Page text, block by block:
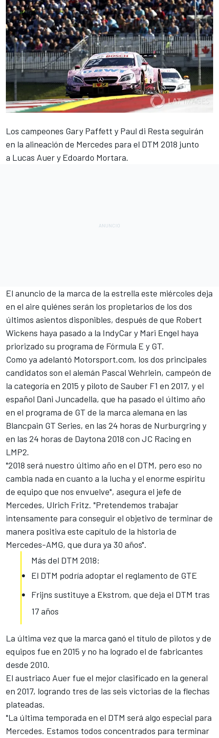
Los campeones Gary Paffett y Paul di Resta seguirán
en la alineación de Mercedes para el DTM 2018 junto
a Lucas Auer y Edoardo Mortara.
El anuncio de la marca de la estrella este miércoles deja
en el aire quiénes serán los propietarios de los dos
últimos asientos disponibles, después de que Robert
Wickens haya pasado a la IndyCar y Mari Engel haya
priorizado su programa de Fórmula E y GT.
Como ya adelantó Motorsport.com, los dos principales
candidatos son el alemán Pascal Wehrlein, campeón de
la categoría en 2015 y piloto de Sauber F1 en 2017, y el
español Dani Juncadella, que ha pasado el último año
en el programa de GT de la marca alemana en las
Blancpain GT Series, en las 24 horas de Nurburgring y
en las 24 horas de Daytona 2018 con JC Racing en
LMP2.
"2018 será nuestro último año en el DTM, pero eso no
cambia nada en cuanto a la lucha y el enorme espíritu
de equipo que nos envuelve", asegura el jefe de
Mercedes, Ulrich Fritz. "Pretendemos trabajar
intensamente para conseguir el objetivo de terminar de
manera positiva este capítulo de la historia de
Mercedes-AMG, que dura ya 30 años".
Más del DTM 2018:
El DTM podría adoptar el reglamento de GTE
Frijns sustituye a Ekstrom, que deja el DTM tras
17 años
La última vez que la marca ganó el título de pilotos y de
equipos fue en 2015 y no ha logrado el de fabricantes
desde 2010.
El austriaco Auer fue el mejor clasificado en la general
en 2017, logrando tres de las seis victorias de la flechas
plateadas.
"La última temporada en el DTM será algo especial para
Mercedes. Estamos todos concentrados para terminar